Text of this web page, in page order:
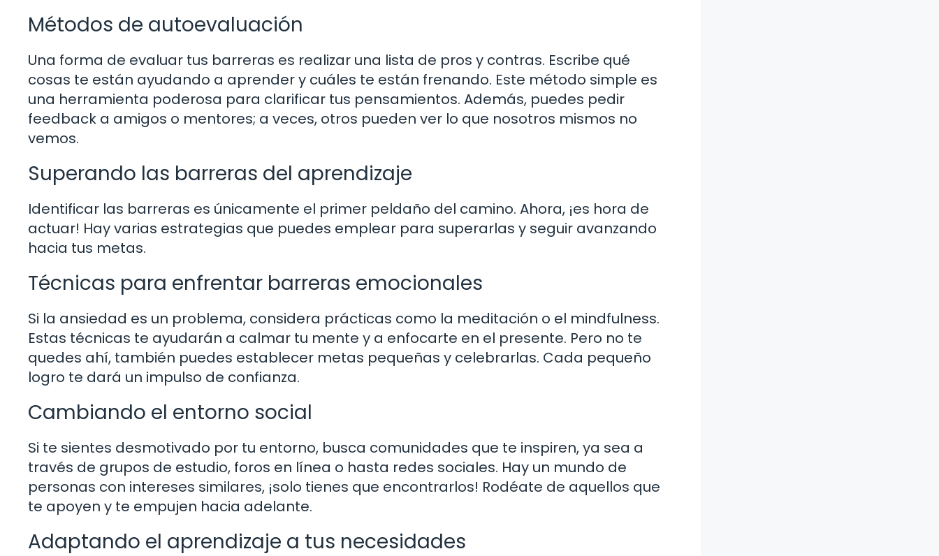
Métodos de autoevaluación
Una forma de evaluar tus barreras es realizar una lista de pros y contras. Escribe qué
cosas te están ayudando a aprender y cuáles te están frenando. Este método simple es
una herramienta poderosa para clarificar tus pensamientos. Además, puedes pedir
feedback a amigos o mentores; a veces, otros pueden ver lo que nosotros mismos no
vemos.
Superando las barreras del aprendizaje
Identificar las barreras es únicamente el primer peldaño del camino. Ahora, ¡es hora de
actuar! Hay varias estrategias que puedes emplear para superarlas y seguir avanzando
hacia tus metas.
Técnicas para enfrentar barreras emocionales
Si la ansiedad es un problema, considera prácticas como la meditación o el mindfulness.
Estas técnicas te ayudarán a calmar tu mente y a enfocarte en el presente. Pero no te
quedes ahí, también puedes establecer metas pequeñas y celebrarlas. Cada pequeño
logro te dará un impulso de confianza.
Cambiando el entorno social
Si te sientes desmotivado por tu entorno, busca comunidades que te inspiren, ya sea a
través de grupos de estudio, foros en línea o hasta redes sociales. Hay un mundo de
personas con intereses similares, ¡solo tienes que encontrarlos! Rodéate de aquellos que
te apoyen y te empujen hacia adelante.
Adaptando el aprendizaje a tus necesidades